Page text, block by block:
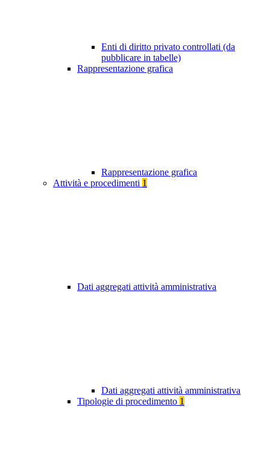
Enti di diritto privato controllati (da
pubblicare in tabelle)
Rappresentazione grafica
Rappresentazione grafica
Attività e procedimenti 1
Dati aggregati attività amministrativa
Dati aggregati attività amministrativa
Tipologie di procedimento 1